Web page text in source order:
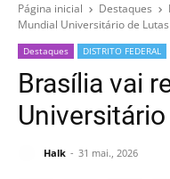
Página inicial Destaques
Mundial Universitário de Lutas
Destaques DISTRITO FEDERAL
Brasília vai
Halk 31 mai., 2026